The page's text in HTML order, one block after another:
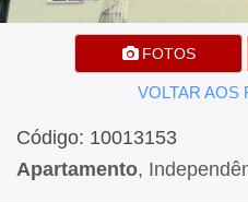
FOTOS
VOLTAR AOS
Código: 10013153
Apartamento,